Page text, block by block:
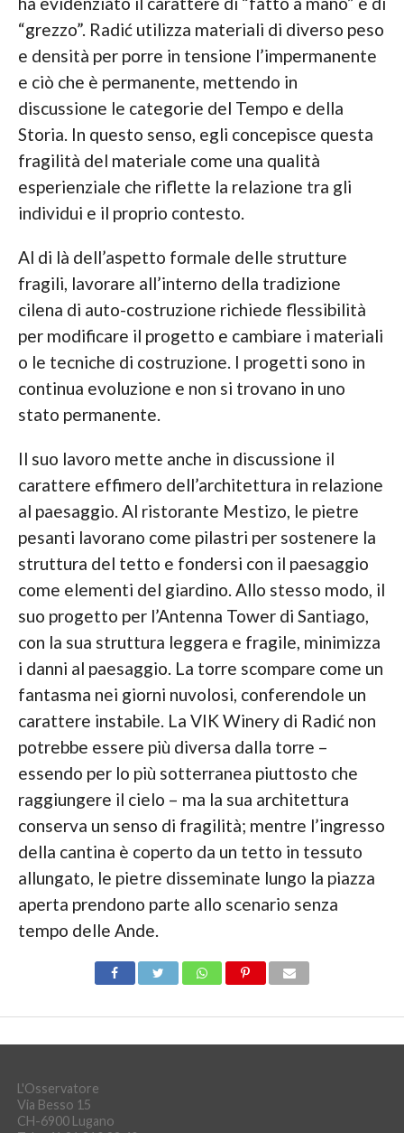
“grezzo”. Radić utilizza materiali di diverso peso
e densità per porre in tensione l’impermanente
e ciò che è permanente, mettendo in
discussione le categorie del Tempo e della
Storia. In questo senso, egli concepisce questa
fragilità del materiale come una qualità
esperienziale che riflette la relazione tra gli
individui e il proprio contesto.
Al di là dell’aspetto formale delle strutture
fragili, lavorare all’interno della tradizione
cilena di auto-costruzione richiede flessibilità
per modificare il progetto e cambiare i materiali
o le tecniche di costruzione. I progetti sono in
continua evoluzione e non si trovano in uno
stato permanente.
Il suo lavoro mette anche in discussione il
carattere effimero dell’architettura in relazione
al paesaggio. Al ristorante Mestizo, le pietre
pesanti lavorano come pilastri per sostenere la
struttura del tetto e fondersi con il paesaggio
come elementi del giardino. Allo stesso modo, il
suo progetto per l’Antenna Tower di Santiago,
con la sua struttura leggera e fragile, minimizza
i danni al paesaggio. La torre scompare come un
fantasma nei giorni nuvolosi, conferendole un
carattere instabile. La VIK Winery di Radić non
potrebbe essere più diversa dalla torre –
essendo per lo più sotterranea piuttosto che
raggiungere il cielo – ma la sua architettura
conserva un senso di fragilità; mentre l’ingresso
della cantina è coperto da un tetto in tessuto
allungato, le pietre disseminate lungo la piazza
aperta prendono parte allo scenario senza
tempo delle Ande.
L'Osservatore
Via Besso 15
CH-6900 Lugano